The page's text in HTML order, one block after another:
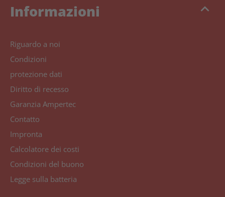
keyboard_arrow_up
Informazioni
Riguardo a noi
Condizioni
protezione dati
Diritto di recesso
Garanzia Ampertec
Contatto
Impronta
Calcolatore dei costi
Condizioni del buono
Legge sulla batteria